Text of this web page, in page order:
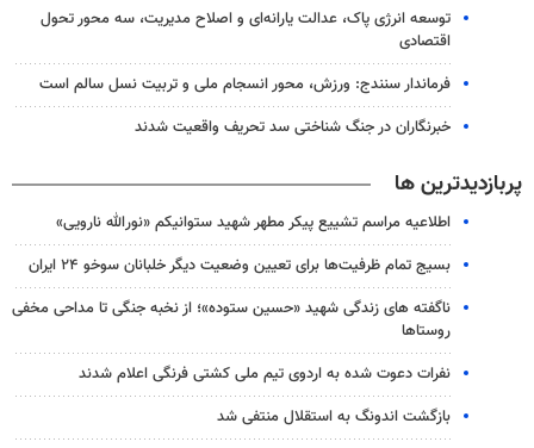
توسعه انرژی پاک، عدالت یارانه‌ای و اصلاح مدیریت، سه محور تحول
اقتصادی
فرماندار سنندج: ورزش، محور انسجام ملی و تربیت نسل سالم است
خبرنگاران در جنگ شناختی سد تحریف واقعیت شدند
پربازدیدترین ها
اطلاعیه مراسم تشییع پیکر مطهر شهید ستوانیکم «نورالله نارویی»
بسیج تمام ظرفیت‌ها برای تعیین وضعیت دیگر خلبانان سوخو ۲۴ ایران
ناگفته های زندگی شهید «حسین ستوده»؛ از نخبه جنگی تا مداحی مخفی
روستاها
نفرات دعوت شده به اردوی تیم ملی کشتی فرنگی اعلام شدند
بازگشت اندونگ به استقلال منتفی شد